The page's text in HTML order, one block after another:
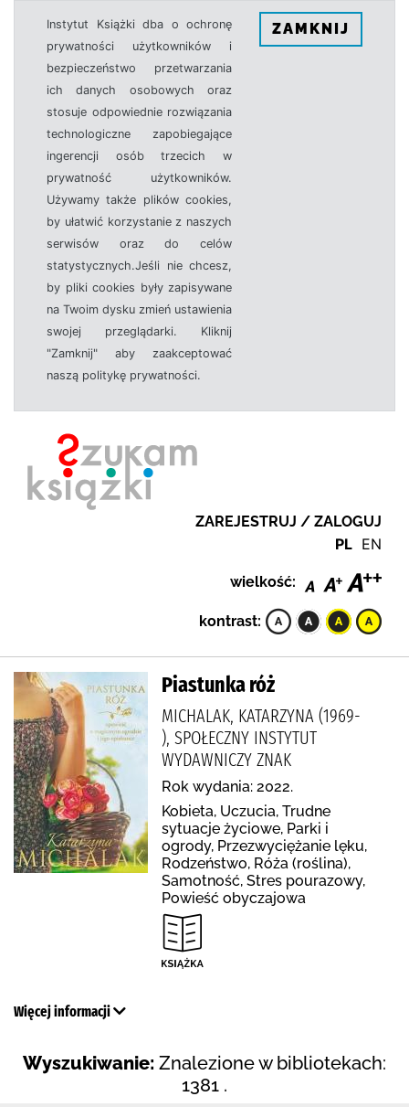
Instytut Książki dba o ochronę
prywatności użytkowników i
bezpieczeństwo przetwarzania
ich danych osobowych oraz
stosuje odpowiednie rozwiązania
technologiczne zapobiegające
ingerencji osób trzecich w
prywatność użytkowników.
Używamy także plików cookies,
by ułatwić korzystanie z naszych
serwisów oraz do celów
statystycznych.Jeśli nie chcesz,
by pliki cookies były zapisywane
na Twoim dysku zmień ustawienia
swojej przeglądarki. Kliknij
"Zamknij" aby zaakceptować
naszą politykę prywatności.
ZAMKNIJ
ZAREJESTRUJ / ZALOGUJ
PL EN
wielkość:
kontrast:
Piastunka róż
MICHALAK, KATARZYNA (1969-
), SPOŁECZNY INSTYTUT
WYDAWNICZY ZNAK
Rok wydania: 2022.
Kobieta, Uczucia, Trudne
sytuacje życiowe, Parki i
ogrody, Przezwyciężanie lęku,
Rodzeństwo, Róża (roślina),
Samotność, Stres pourazowy,
Powieść obyczajowa
Więcej informacji
Wyszukiwanie: Znalezione w bibliotekach:
1381 .